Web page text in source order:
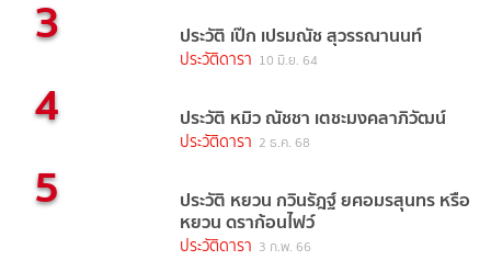
3 ประวัติ เป๊ก เปรมณัช สุวรรณานนท์
ประวัติดารา 10 มิ.ย. 64
4 ประวัติ หมิว ณัชชา เตชะมงคลาภิวัฒน์
ประวัติดารา 2 ธ.ค. 68
5 ประวัติ หยวน กวินรัฎฐ์ ยศอมรสุนทร หรือ
หยวน ดราก้อนไฟว์
ประวัติดารา 3 ก.พ. 66